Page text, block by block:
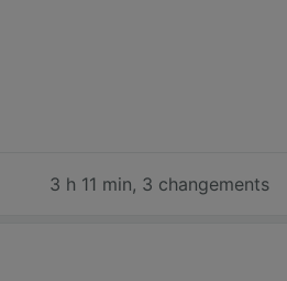
3 h 11 min, 3 changements